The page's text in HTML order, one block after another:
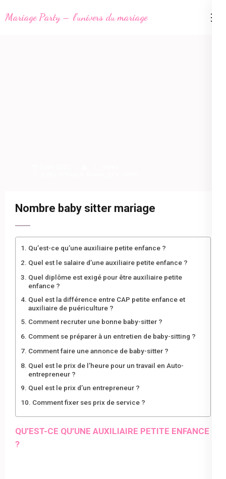
auMariage Party – l'univers du mariage
Nombre baby sitter mariage
Qu’est-ce qu’une auxiliaire petite enfance ?
Quel est le salaire d’une auxiliaire petite enfance ?
Quel diplôme est exigé pour être auxiliaire petite
enfance ?
Quel est la différence entre CAP petite enfance et
auxiliaire de puériculture ?
Comment recruter une bonne baby-sitter ?
Comment se préparer à un entretien de baby-sitting ?
Comment faire une annonce de baby-sitter ?
Quel est le prix de l’heure pour un travail en Auto-
entrepreneur ?
Quel est le prix d’un entrepreneur ?
Comment fixer ses prix de service ?
QU’EST-CE QU’UNE AUXILIAIRE PETITE ENFANCE
?